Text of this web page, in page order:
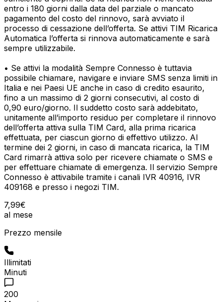
entro i 180 giorni dalla data del parziale o mancato
pagamento del costo del rinnovo, sarà avviato il
processo di cessazione dell’offerta. Se attivi TIM Ricarica
Automatica l’offerta si rinnova automaticamente e sarà
sempre utilizzabile.
• Se attivi la modalità Sempre Connesso è tuttavia
possibile chiamare, navigare e inviare SMS senza limiti in
Italia e nei Paesi UE anche in caso di credito esaurito,
fino a un massimo di 2 giorni consecutivi, al costo di
0,90 euro/giorno. Il suddetto costo sarà addebitato,
unitamente all’importo residuo per completare il rinnovo
dell’offerta attiva sulla TIM Card, alla prima ricarica
effettuata, per ciascun giorno di effettivo utilizzo. Al
termine dei 2 giorni, in caso di mancata ricarica, la TIM
Card rimarrà attiva solo per ricevere chiamate o SMS e
per effettuare chiamate di emergenza. Il servizio Sempre
Connesso è attivabile tramite i canali IVR 40916, IVR
409168 e presso i negozi TIM.
7,99€
al mese
Prezzo mensile
Illimitati
Minuti
200